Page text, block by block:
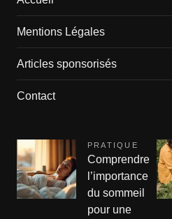
Mentions Légales
Articles sponsorisés
Contact
PRATIQUE
Comprendre
l’importance
du sommeil
pour une